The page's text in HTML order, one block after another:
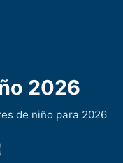
2026
de niño para 2026